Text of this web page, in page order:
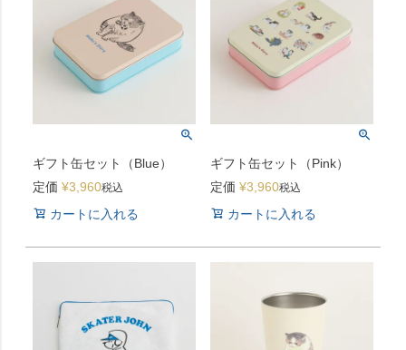
ギフト缶セット（Blue）
定価 ¥3,960税込
カートに入れる
ギフト缶セット（Pink）
定価 ¥3,960税込
カートに入れる